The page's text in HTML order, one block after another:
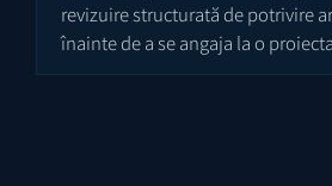
revizuire structurată de potrivire
înainte de a se angaja la o